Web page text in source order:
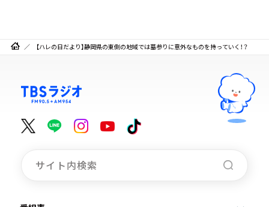
【ハレの日だより】静岡県の東側の地域では墓参りに意外なものを持っていく！？